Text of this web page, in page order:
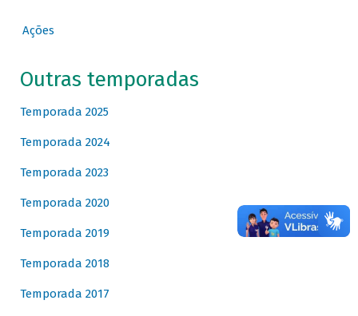
Ações
Outras temporadas
Temporada 2025
Temporada 2024
Temporada 2023
Temporada 2020
Temporada 2019
Temporada 2018
Temporada 2017